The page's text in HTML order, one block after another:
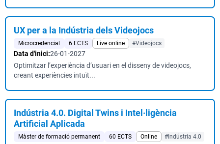
UX per a la Indústria dels Videojocs
Microcredencial 6 ECTS Live online #Videojocs
Data d'inici:26-01-2027
Optimitzar l’experiència d’usuari en el disseny de videojocs,
creant experiències intuït...
Indústria 4.0. Digital Twins i Intel·ligència
Artificial Aplicada
Màster de formació permanent 60 ECTS Online #Indústria 4.0